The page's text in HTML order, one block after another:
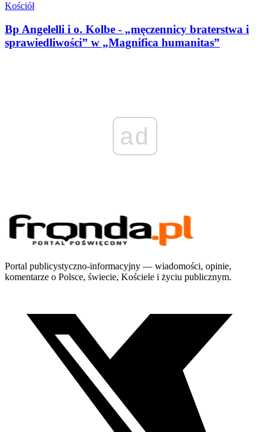
Kościół
Bp Angelelli i o. Kolbe - „męczennicy braterstwa i
sprawiedliwości” w „Magnifica humanitas”
ad
Portal publicystyczno-informacyjny — wiadomości, opinie,
komentarze o Polsce, świecie, Kościele i życiu publicznym.